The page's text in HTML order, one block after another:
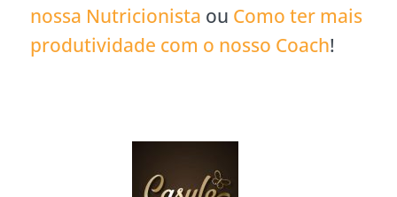
nossa Nutricionista ou Como ter mais
produtividade com o nosso Coach!